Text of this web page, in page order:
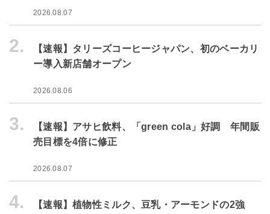
2026.08.07
2.
【速報】タリーズコーヒージャパン、初のベーカリ
ー導入新店舗オープン
2026.08.06
3.
【速報】アサヒ飲料、「green cola」好調 年間販
売目標を4倍に修正
2026.08.07
4.
【速報】植物性ミルク、豆乳・アーモンドの2強